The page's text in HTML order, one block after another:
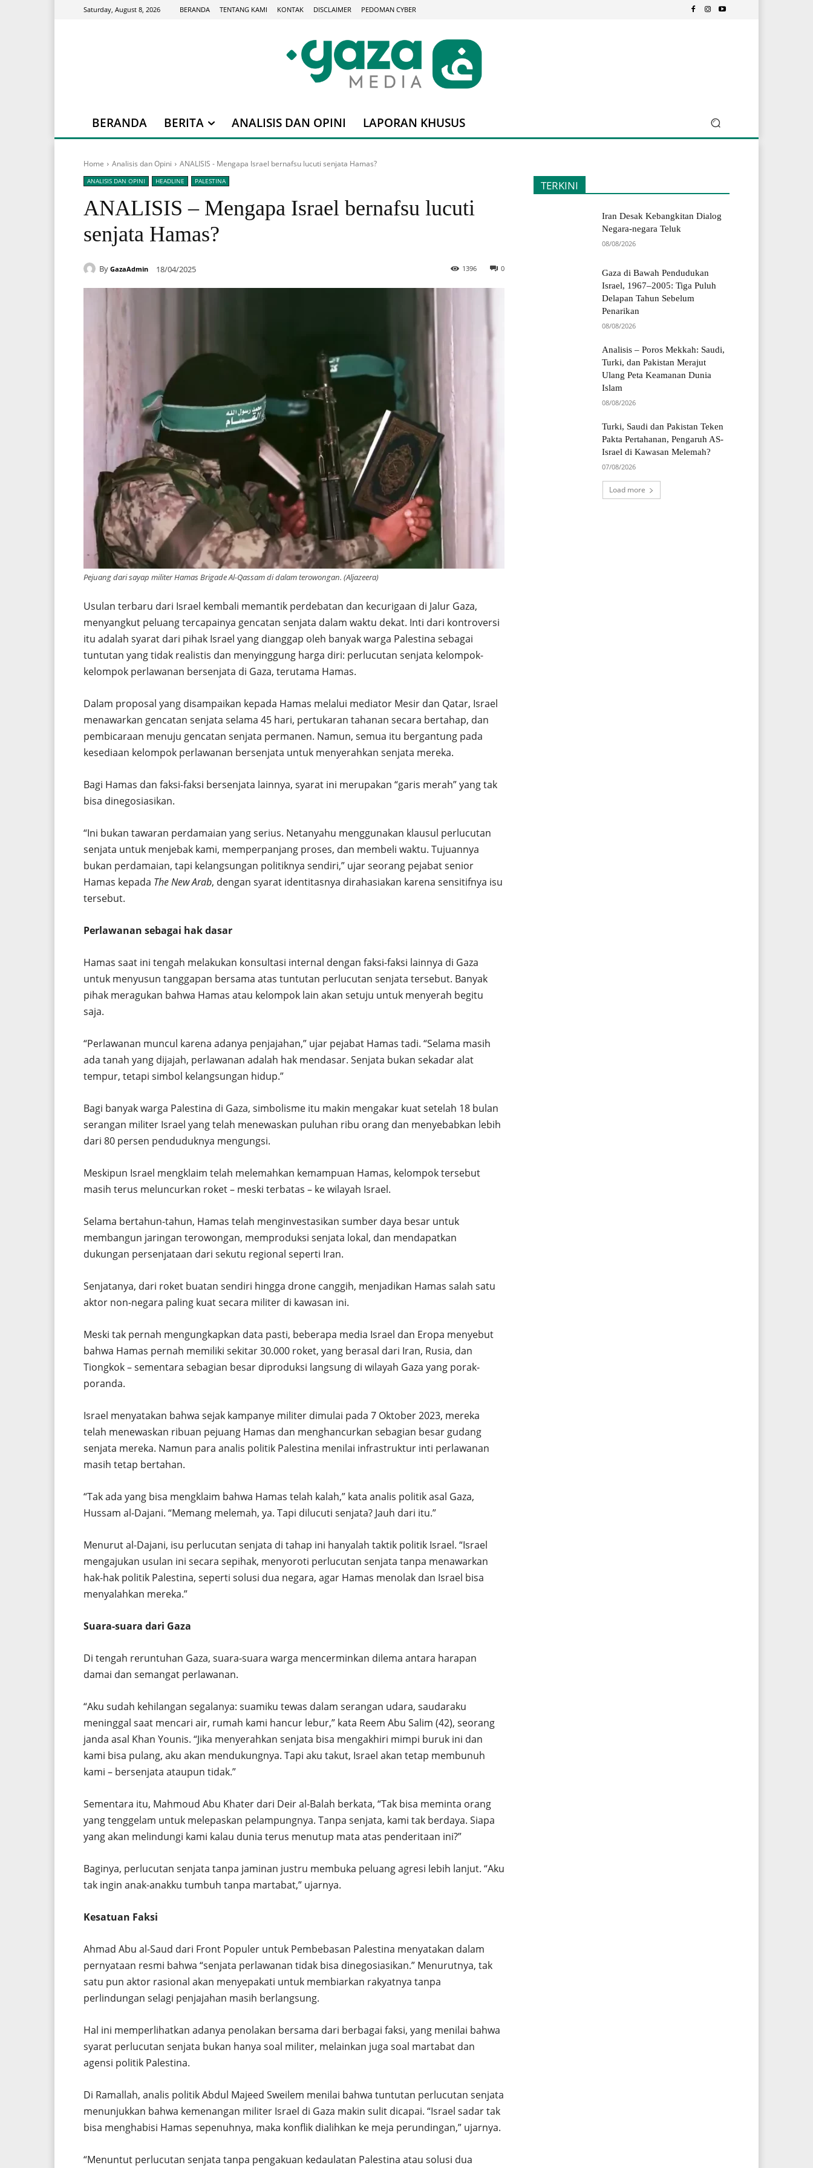
Saturday, August 8, 2026 BERANDA TENTANG KAMI KONTAK DISCLAIMER PEDOMAN CYBER
BERANDA BERITA ANALISIS DAN OPINI LAPORAN KHUSUS
Home Analisis dan Opini ANALISIS - Mengapa Israel bernafsu lucuti senjata Hamas?
ANALISIS DAN OPINI HEADLINE PALESTINA
ANALISIS – Mengapa Israel bernafsu lucuti
senjata Hamas?
By GazaAdmin 18/04/2025 0
1396
Pejuang dari sayap militer Hamas Brigade Al-Qassam di dalam terowongan. (Aljazeera)
Usulan terbaru dari Israel kembali memantik perdebatan dan kecurigaan di Jalur Gaza,
menyangkut peluang tercapainya gencatan senjata dalam waktu dekat. Inti dari kontroversi
itu adalah syarat dari pihak Israel yang dianggap oleh banyak warga Palestina sebagai
tuntutan yang tidak realistis dan menyinggung harga diri: perlucutan senjata kelompok-
kelompok perlawanan bersenjata di Gaza, terutama Hamas.
Dalam proposal yang disampaikan kepada Hamas melalui mediator Mesir dan Qatar, Israel
menawarkan gencatan senjata selama 45 hari, pertukaran tahanan secara bertahap, dan
pembicaraan menuju gencatan senjata permanen. Namun, semua itu bergantung pada
kesediaan kelompok perlawanan bersenjata untuk menyerahkan senjata mereka.
Bagi Hamas dan faksi-faksi bersenjata lainnya, syarat ini merupakan “garis merah” yang tak
bisa dinegosiasikan.
“Ini bukan tawaran perdamaian yang serius. Netanyahu menggunakan klausul perlucutan
senjata untuk menjebak kami, memperpanjang proses, dan membeli waktu. Tujuannya
bukan perdamaian, tapi kelangsungan politiknya sendiri,” ujar seorang pejabat senior
Hamas kepada The New Arab, dengan syarat identitasnya dirahasiakan karena sensitifnya isu
tersebut.
Perlawanan sebagai hak dasar
Hamas saat ini tengah melakukan konsultasi internal dengan faksi-faksi lainnya di Gaza
untuk menyusun tanggapan bersama atas tuntutan perlucutan senjata tersebut. Banyak
pihak meragukan bahwa Hamas atau kelompok lain akan setuju untuk menyerah begitu
saja.
“Perlawanan muncul karena adanya penjajahan,” ujar pejabat Hamas tadi. “Selama masih
ada tanah yang dijajah, perlawanan adalah hak mendasar. Senjata bukan sekadar alat
tempur, tetapi simbol kelangsungan hidup.”
Bagi banyak warga Palestina di Gaza, simbolisme itu makin mengakar kuat setelah 18 bulan
serangan militer Israel yang telah menewaskan puluhan ribu orang dan menyebabkan lebih
dari 80 persen penduduknya mengungsi.
Meskipun Israel mengklaim telah melemahkan kemampuan Hamas, kelompok tersebut
masih terus meluncurkan roket – meski terbatas – ke wilayah Israel.
Selama bertahun-tahun, Hamas telah menginvestasikan sumber daya besar untuk
membangun jaringan terowongan, memproduksi senjata lokal, dan mendapatkan
dukungan persenjataan dari sekutu regional seperti Iran.
Senjatanya, dari roket buatan sendiri hingga drone canggih, menjadikan Hamas salah satu
aktor non-negara paling kuat secara militer di kawasan ini.
Meski tak pernah mengungkapkan data pasti, beberapa media Israel dan Eropa menyebut
bahwa Hamas pernah memiliki sekitar 30.000 roket, yang berasal dari Iran, Rusia, dan
Tiongkok – sementara sebagian besar diproduksi langsung di wilayah Gaza yang porak-
poranda.
Israel menyatakan bahwa sejak kampanye militer dimulai pada 7 Oktober 2023, mereka
telah menewaskan ribuan pejuang Hamas dan menghancurkan sebagian besar gudang
senjata mereka. Namun para analis politik Palestina menilai infrastruktur inti perlawanan
masih tetap bertahan.
“Tak ada yang bisa mengklaim bahwa Hamas telah kalah,” kata analis politik asal Gaza,
Hussam al-Dajani. “Memang melemah, ya. Tapi dilucuti senjata? Jauh dari itu.”
Menurut al-Dajani, isu perlucutan senjata di tahap ini hanyalah taktik politik Israel. “Israel
mengajukan usulan ini secara sepihak, menyoroti perlucutan senjata tanpa menawarkan
hak-hak politik Palestina, seperti solusi dua negara, agar Hamas menolak dan Israel bisa
menyalahkan mereka.”
Suara-suara dari Gaza
Di tengah reruntuhan Gaza, suara-suara warga mencerminkan dilema antara harapan
damai dan semangat perlawanan.
“Aku sudah kehilangan segalanya: suamiku tewas dalam serangan udara, saudaraku
meninggal saat mencari air, rumah kami hancur lebur,” kata Reem Abu Salim (42), seorang
janda asal Khan Younis. “Jika menyerahkan senjata bisa mengakhiri mimpi buruk ini dan
kami bisa pulang, aku akan mendukungnya. Tapi aku takut, Israel akan tetap membunuh
kami – bersenjata ataupun tidak.”
Sementara itu, Mahmoud Abu Khater dari Deir al-Balah berkata, “Tak bisa meminta orang
yang tenggelam untuk melepaskan pelampungnya. Tanpa senjata, kami tak berdaya. Siapa
yang akan melindungi kami kalau dunia terus menutup mata atas penderitaan ini?”
Baginya, perlucutan senjata tanpa jaminan justru membuka peluang agresi lebih lanjut. “Aku
tak ingin anak-anakku tumbuh tanpa martabat,” ujarnya.
Kesatuan Faksi
Ahmad Abu al-Saud dari Front Populer untuk Pembebasan Palestina menyatakan dalam
pernyataan resmi bahwa “senjata perlawanan tidak bisa dinegosiasikan.” Menurutnya, tak
satu pun aktor rasional akan menyepakati untuk membiarkan rakyatnya tanpa
perlindungan selagi penjajahan masih berlangsung.
Hal ini memperlihatkan adanya penolakan bersama dari berbagai faksi, yang menilai bahwa
syarat perlucutan senjata bukan hanya soal militer, melainkan juga soal martabat dan
agensi politik Palestina.
Di Ramallah, analis politik Abdul Majeed Sweilem menilai bahwa tuntutan perlucutan senjata
menunjukkan bahwa kemenangan militer Israel di Gaza makin sulit dicapai. “Israel sadar tak
bisa menghabisi Hamas sepenuhnya, maka konflik dialihkan ke meja perundingan,” ujarnya.
“Menuntut perlucutan senjata tanpa pengakuan kedaulatan Palestina atau solusi dua
TERKINI
Iran Desak Kebangkitan Dialog
Negara-negara Teluk
08/08/2026
Gaza di Bawah Pendudukan
Israel, 1967–2005: Tiga Puluh
Delapan Tahun Sebelum
Penarikan
08/08/2026
Analisis – Poros Mekkah: Saudi,
Turki, dan Pakistan Merajut
Ulang Peta Keamanan Dunia
Islam
08/08/2026
Turki, Saudi dan Pakistan Teken
Pakta Pertahanan, Pengaruh AS-
Israel di Kawasan Melemah?
07/08/2026
Load more